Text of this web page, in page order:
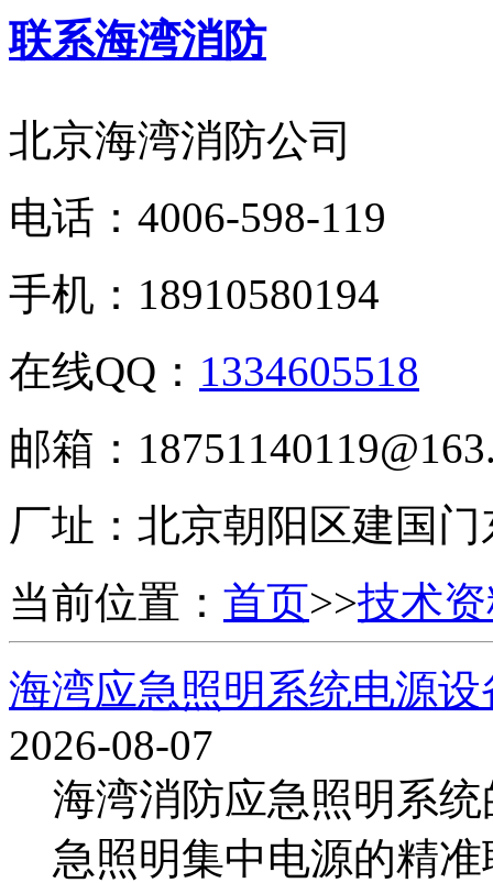
联系海湾消防
北京海湾消防公司
电话： 4006-598-119
手机： 18910580194
在线QQ： 1334605518
邮箱：
厂址： 北京朝阳区建国门
当前位置： 首页>>技术
海湾应急照明系统电源
2026-08-07
海湾消防应急照明系
急照明集中电源的精